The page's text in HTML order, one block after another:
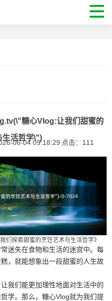
糖心Vlog:让我们甜蜜的
生活哲学\")
06-04 09:18:29 点击： 111
们探索甜蜜的烹饪艺术与生活哲学》
迷失在食物和生活的迷宫中。每
，就能想象出一段甜蜜的人生故
我们能更加理性地面对生活中的
学。那么，糖心Vlog就为我们提